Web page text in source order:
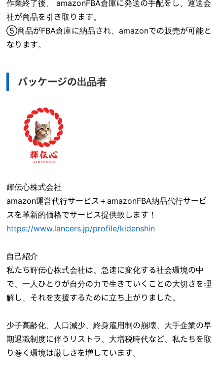
作業終了後、 amazonFBA倉庫に発送の手配をし、運送会
社が商品を引き取ります。
⑤商品がFBA倉庫に納品され、amazonでの販売が可能と
なります。
パッケージの出品者
輝伝心株式会社
amazon運営代行サービス＋amazonFBA納品代行サービ
スを革新的価格でサービス提供致します！
https://www.lancers.jp/profile/kidenshin
自己紹介
私たち輝伝心株式会社は、急速に変化する社会環境の中
で、一人ひとりが自分の力で生きていくことの大切さを理
解し、それを支援するために立ち上がりました。
少子高齢化、人口減少、終身雇用制の崩壊、大手企業の早
期退職制度に伴うリストラ、大増税時代など、私たちを取
り巻く環境は厳しさを増しています。